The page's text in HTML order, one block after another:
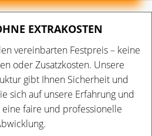
EXTRAKOSTEN
vereinbarten Festpreis – keine
oder Zusatzkosten. Unsere
gibt Ihnen Sicherheit und
sich auf unsere Erfahrung und
faire und professionelle